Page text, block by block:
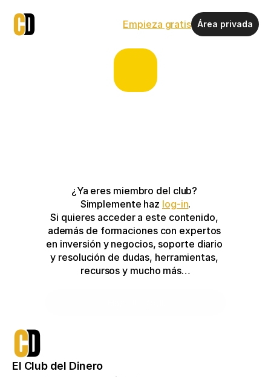
Empieza gratis Área privada
¿Ya eres miembro del club?
Simplemente haz log-in.
Si quieres acceder a este contenido,
además de formaciones con expertos
en inversión y negocios, soporte diario
y resolución de dudas, herramientas,
recursos y mucho más…
El Club del Dinero